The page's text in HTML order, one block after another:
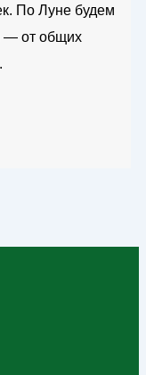
По Луне будем
— от общих